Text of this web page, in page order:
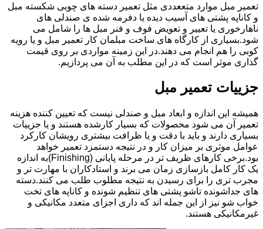
تعمیر مبل موارد متععددی مثل تعمیر دسته های چوبی شکسته مبل
و کاناپه پشتی های آسیب دیده یا دفرمه شده ی صندلی های
ناهارخوری یا تعییر و تعویض فوف و فنر مبل ها را شامل می
شود.بسیاری از کارگاه های ساخت مبلمان کار تعمیر مبل و یا رویه
کوبی را هم انجام می دهند.در این زمینه مواردی بر روی قیمت
گذاری موثر است که در این مطلب به آن می پردازیم.
جزییات تعمیر مبل
همیشه این اندازه و ابعاد مبل و صندلی نیست که تعیین کننده هزینه
تعمیر آن می شود محصولات که بسیار کارشده هستند و یا جزییات
بسیاری دارند و باید با دقت و یا ظرافت بیشتری رویشان کارکرد
عوامل موثری بر میزان کار و در نتیجه دستمزد تعمیر خواهد
بود.برخی کارهای ظریف تر در مرحله پایانی (Finishing)به اندازه
یک کار کامل بازسازی زمان می برند و استادکاران با مهارت تر و
مجرب تری را برای رسیدن به نتیجه مطلوب طلب می کنند.دسته
های جداشونده تاشو پشتی های تنظیم شونده و کاناپه های تخت
خواب شو نیز از این جمله اند که داری اجزای متعدد مکانیکی و
غیرمکانیکی هستند.